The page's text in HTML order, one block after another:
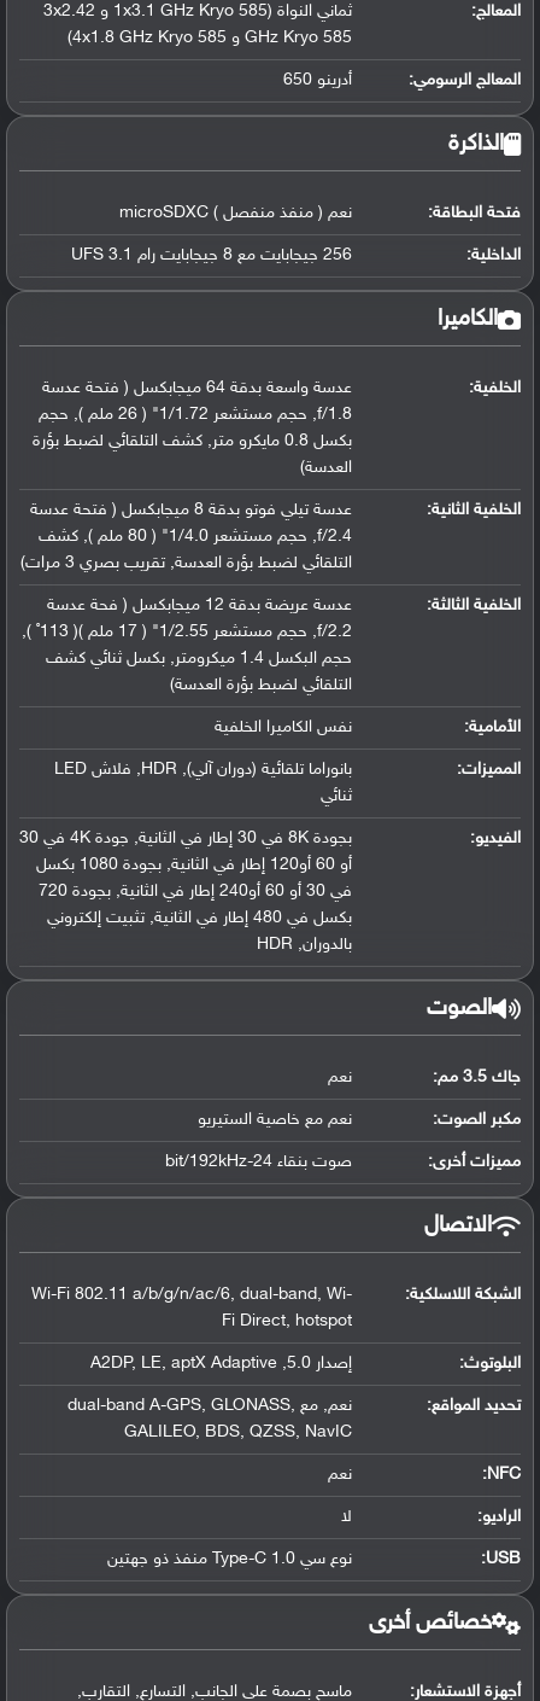
المعالج:
ثماني النواة (1x3.1 GHz Kryo 585 و 3x2.42
GHz Kryo 585 و 4x1.8 GHz Kryo 585)
المعالج الرسومي: أدرينو 650
الذاكرة
فتحة البطاقة: نعم ( منفذ منفصل ) microSDXC
الداخلية: 256 جيجابايت مع 8 جيجابايت رام UFS 3.1
الكاميرا
الخلفية:
عدسة واسعة بدقة 64 ميجابكسل ( فتحة عدسة
f/1.8, حجم مستشعر 1/1.72" ( 26 ملم ), حجم
بكسل 0.8 مايكرو متر, كشف التلقائي لضبط بؤرة
العدسة)
الخلفية الثانية:
عدسة تيلي فوتو بدقة 8 ميجابكسل ( فتحة عدسة
f/2.4, حجم مستشعر 1/4.0" ( 80 ملم ), كشف
التلقائي لضبط بؤرة العدسة, تقريب بصري 3 مرات)
الخلفية الثالثة:
عدسة عريضة بدقة 12 ميجابكسل ( فحة عدسة
f/2.2, حجم مستشعر 1/2.55" ( 17 ملم )( 113˚ ),
حجم البكسل 1.4 ميكرومتر, بكسل ثنائي كشف
التلقائي لضبط بؤرة العدسة)
الأمامية: نفس الكاميرا الخلفية
المميزات:
بانوراما تلقائية (دوران آلي), HDR, فلاش LED
ثنائي
الفيديو:
بجودة 8K في 30 إطار في الثانية, جودة 4K في 30
أو 60 أو120 إطار في الثانية, بجودة 1080 بكسل
في 30 أو 60 أو240 إطار في الثانية, بجودة 720
بكسل في 480 إطار في الثانية, تثبيت إلكتروني
بالدوران, HDR
الصوت
جاك 3.5 مم: نعم
مكبر الصوت: نعم مع خاصية الستيريو
مميزات أخرى: صوت بنقاء 24-bit/192kHz
الاتصال
الشبكة اللاسلكية:
Wi-Fi 802.11 a/b/g/n/ac/6, dual-band, Wi-
Fi Direct, hotspot
البلوتوث: إصدار 5.0, A2DP, LE, aptX Adaptive
تحديد المواقع:
نعم, مع dual-band A-GPS, GLONASS,
GALILEO, BDS, QZSS, NavIC
NFC
: نعم
الراديو: لا
USB
: نوع سي Type-C 1.0 منفذ ذو جهتين
خصائص أخرى
أجهزة الاستشعار: ماسح بصمة على الجانب, التسارع, التقارب,